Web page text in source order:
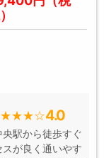
4.0
央駅から徒歩すぐ
スが良く通いやす